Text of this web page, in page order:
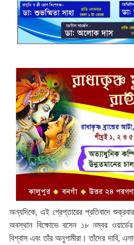
অন্যদিকে, এই গ্রেপ্তারের প্রতিবাদে
অবস্থান বিক্ষোভে বসেন ১৮ নম্বর ওয়ার্ডের
বিশ্বাস এবং তাঁর অনুগামীরা। তাঁদের দাবি,